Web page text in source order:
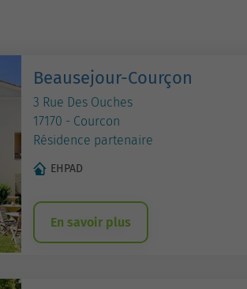
Beausejour-Courçon
3 Rue Des Ouches
17170 - Courcon
Résidence partenaire
EHPAD
En savoir plus